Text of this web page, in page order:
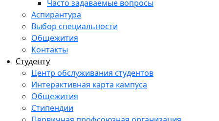
Часто задаваемые вопросы
Аспирантура
Выбор специальности
Общежития
Контакты
Студенту
Центр обслуживания студентов
Интерактивная карта кампуса
Общежития
Стипендии